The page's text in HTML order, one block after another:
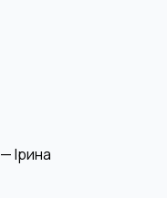
— Ірина